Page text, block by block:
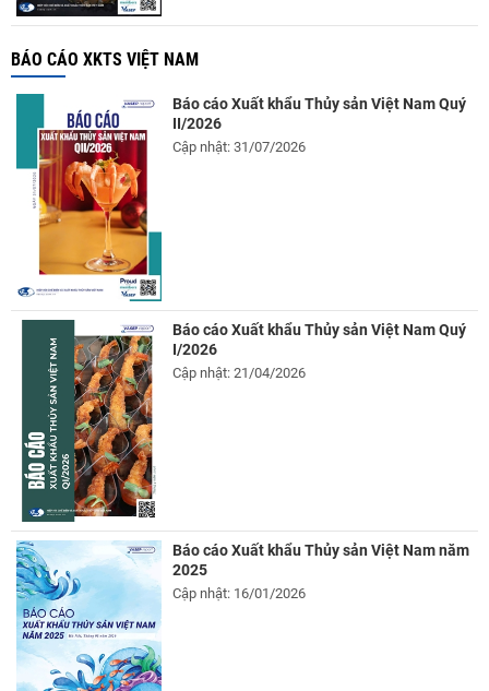
BÁO CÁO XKTS VIỆT NAM
Báo cáo Xuất khẩu Thủy sản Việt Nam Quý
II/2026
Cập nhật: 31/07/2026
Báo cáo Xuất khẩu Thủy sản Việt Nam Quý
I/2026
Cập nhật: 21/04/2026
Báo cáo Xuất khẩu Thủy sản Việt Nam năm
2025
Cập nhật: 16/01/2026